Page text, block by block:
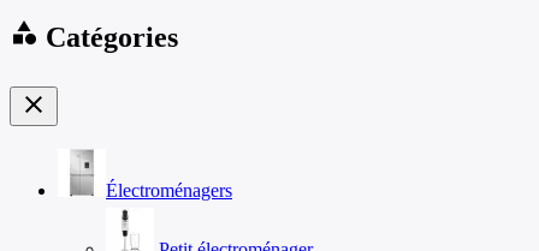
category Catégories
close
Électroménagers